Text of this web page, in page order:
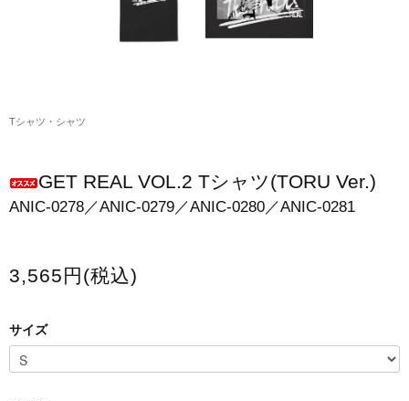
和田颯｜Wagic Hour Worksグッズ
会場限定グッズ
Tシャツ・シャツ
GET REAL VOL.2 Tシャツ(TORU Ver.)
ANIC-0278／ANIC-0279／ANIC-0280／ANIC-0281
3,565円(税込)
サイズ